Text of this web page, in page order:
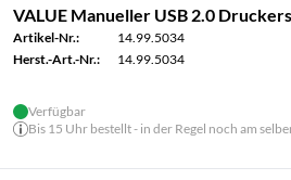
VALUE Manueller USB 2.0
Artikel-Nr.:
14.99.5034
Herst.-Art.-Nr.:
14.99.5034
Verfügbar
Bis 15 Uhr bestellt - in der Regel noch am